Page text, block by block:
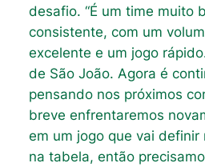
desafio. “É um time muito
consistente, com um
excelente e um jogo
de São João. Agora é
pensando nos próximos
breve enfrentaremos
em um jogo que vai definir
na tabela, então